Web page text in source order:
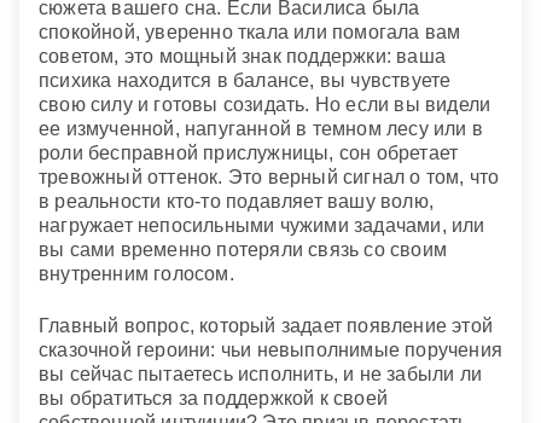
сюжета вашего сна. Если Василиса была
спокойной, уверенно ткала или помогала вам
советом, это мощный знак поддержки: ваша
психика находится в балансе, вы чувствуете
свою силу и готовы созидать. Но если вы видели
ее измученной, напуганной в темном лесу или в
роли бесправной прислужницы, сон обретает
тревожный оттенок. Это верный сигнал о том, что
в реальности кто-то подавляет вашу волю,
нагружает непосильными чужими задачами, или
вы сами временно потеряли связь со своим
внутренним голосом.
Главный вопрос, который задает появление этой
сказочной героини: чьи невыполнимые поручения
вы сейчас пытаетесь исполнить, и не забыли ли
вы обратиться за поддержкой к своей